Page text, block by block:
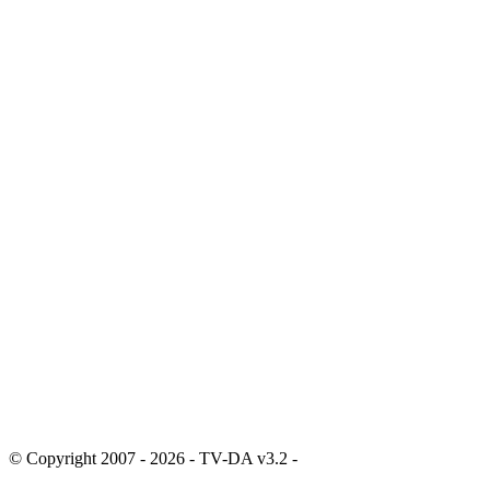
© Copyright 2007 - 2026 - TV-DA v3.2 -